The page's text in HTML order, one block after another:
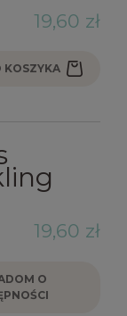
19,60 zł
KOSZYKA
19,60 zł
O